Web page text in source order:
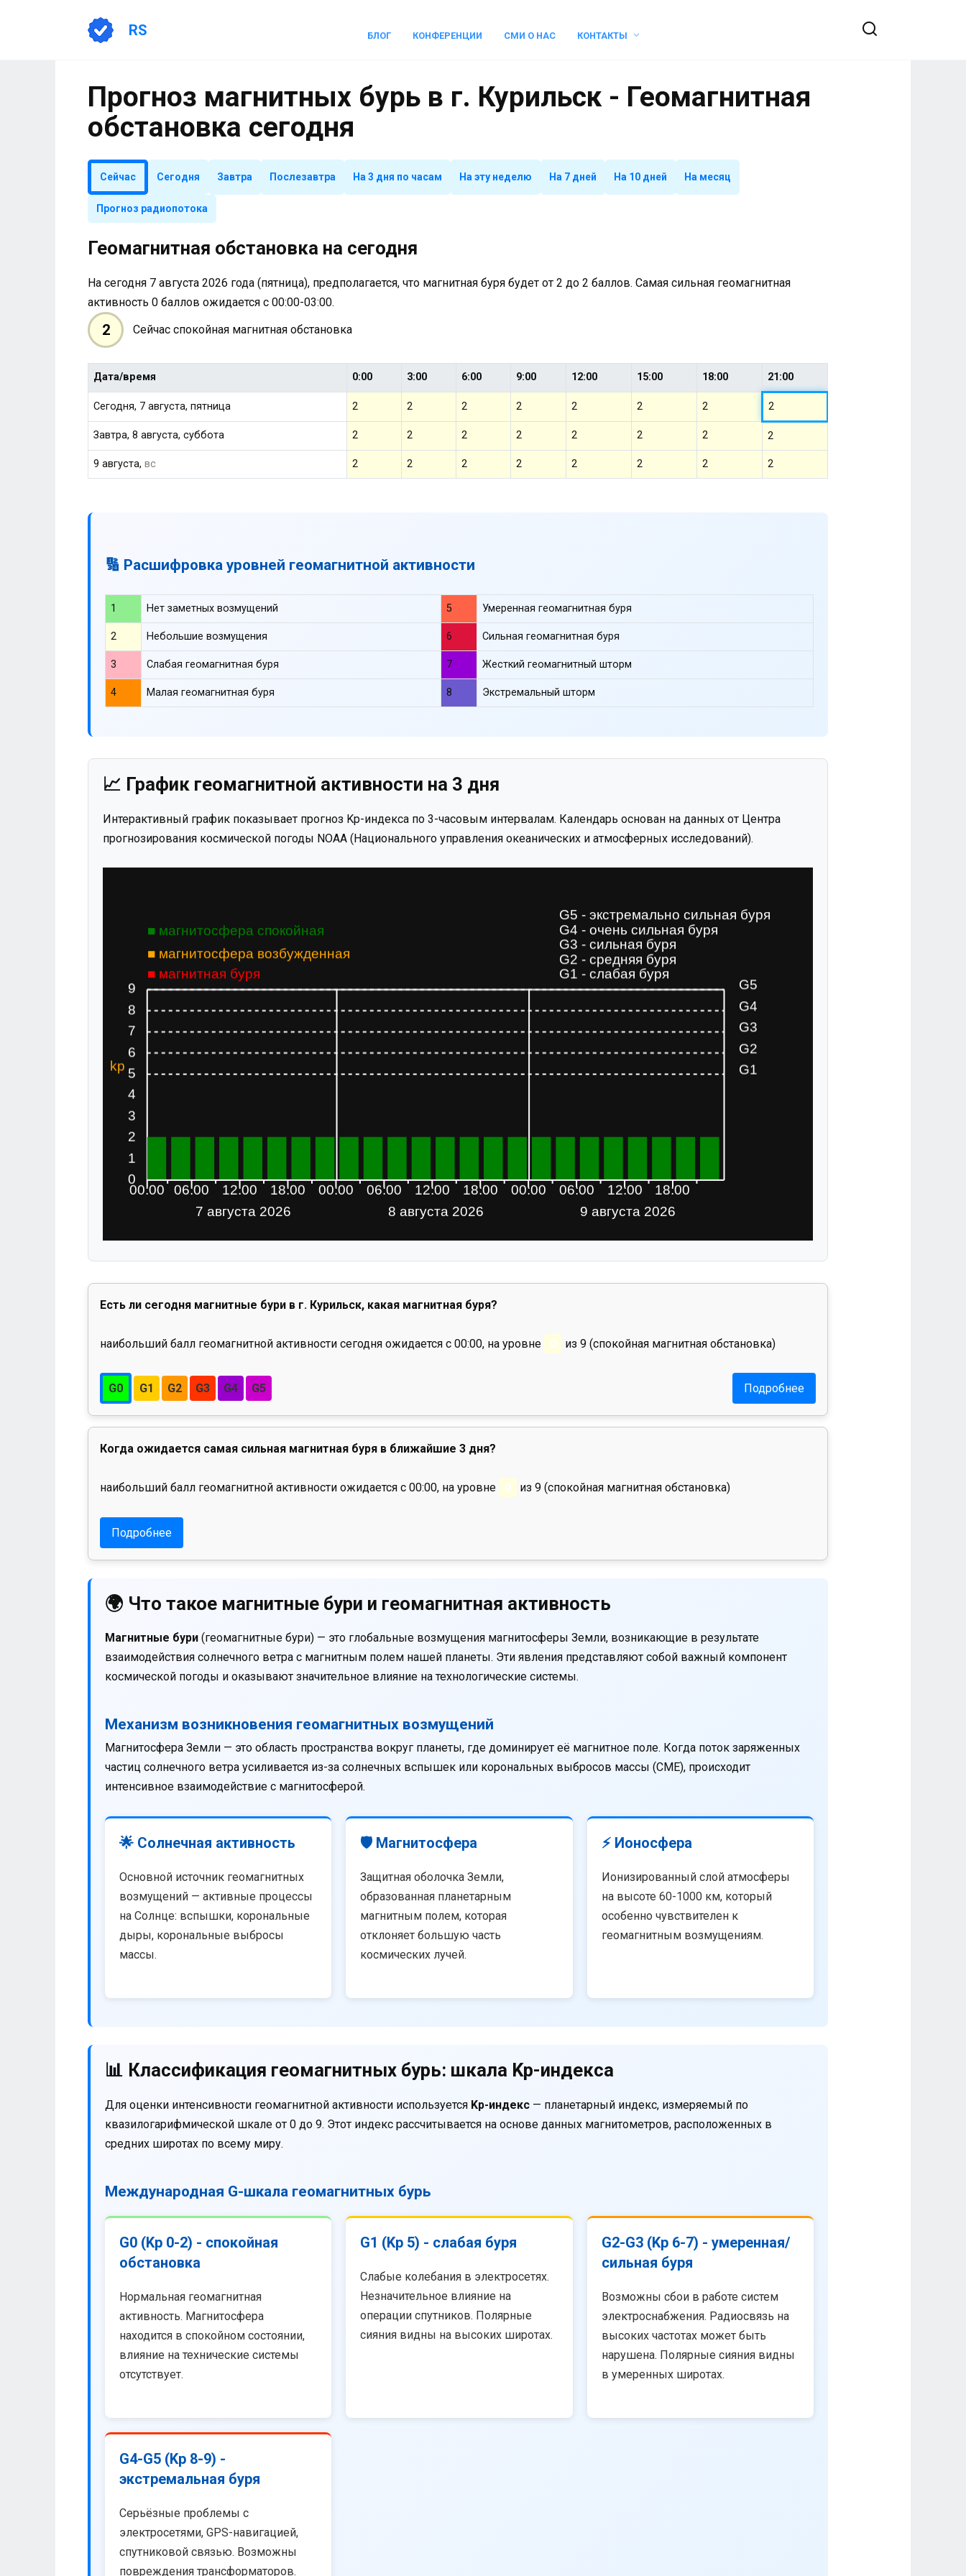
RS БЛОГ КОНФЕРЕНЦИИ СМИ О НАС КОНТАКТЫ
Прогноз магнитных бурь в г. Курильск - Геомагнитная
обстановка сегодня
Сейчас Сегодня Завтра Послезавтра На 3 дня по часам На эту неделю На 7 дней На 10 дней На месяц
Прогноз радиопотока
Геомагнитная обстановка на сегодня
На сегодня 7 августа 2026 года (пятница), предполагается, что магнитная буря будет от 2 до 2 баллов. Самая сильная геомагнитная
активность 0 баллов ожидается с 00:00-03:00.
2 Сейчас спокойная магнитная обстановка
Дата/время 0:00 3:00 6:00 9:00 12:00 15:00 18:00 21:00
Сегодня, 7 августа, пятница 2 2 2 2 2 2 2 2
Завтра, 8 августа, суббота 2 2 2 2 2 2 2 2
9 августа,вс 2 2 2 2 2 2 2 2
🔢 Расшифровка уровней геомагнитной активности
1 Нет заметных возмущений 5 Умеренная геомагнитная буря
2 Небольшие возмущения 6 Сильная геомагнитная буря
3 Слабая геомагнитная буря 7 Жесткий геомагнитный шторм
4 Малая геомагнитная буря 8 Экстремальный шторм
📈 График геомагнитной активности на 3 дня
Интерактивный график показывает прогноз Kp-индекса по 3-часовым интервалам. Календарь основан на данных от Центра
прогнозирования космической погоды NOAA (Национального управления океанических и атмосферных исследований).
Есть ли сегодня магнитные бури в г. Курильск, какая магнитная буря?
наибольший балл геомагнитной активности сегодня ожидается с 00:00, на уровне 0 из 9 (спокойная магнитная обстановка)
G0 G1 G2 G3 G4 G5 Подробнее
Когда ожидается самая сильная магнитная буря в ближайшие 3 дня?
наибольший балл геомагнитной активности ожидается с 00:00, на уровне 0 из 9 (спокойная магнитная обстановка)
Подробнее
🌍 Что такое магнитные бури и геомагнитная активность
Магнитные бури (геомагнитные бури) — это глобальные возмущения магнитосферы Земли, возникающие в результате
взаимодействия солнечного ветра с магнитным полем нашей планеты. Эти явления представляют собой важный компонент
космической погоды и оказывают значительное влияние на технологические системы.
Механизм возникновения геомагнитных возмущений
Магнитосфера Земли — это область пространства вокруг планеты, где доминирует её магнитное поле. Когда поток заряженных
частиц солнечного ветра усиливается из-за солнечных вспышек или корональных выбросов массы (CME), происходит
интенсивное взаимодействие с магнитосферой.
🌟 Солнечная активность
Основной источник геомагнитных
возмущений — активные процессы
на Солнце: вспышки, корональные
дыры, корональные выбросы
массы.
🛡️ Магнитосфера
Защитная оболочка Земли,
образованная планетарным
магнитным полем, которая
отклоняет большую часть
космических лучей.
⚡ Ионосфера
Ионизированный слой атмосферы
на высоте 60-1000 км, который
особенно чувствителен к
геомагнитным возмущениям.
📊 Классификация геомагнитных бурь: шкала Kp-индекса
Для оценки интенсивности геомагнитной активности используется Kp-индекс — планетарный индекс, измеряемый по
квазилогарифмической шкале от 0 до 9. Этот индекс рассчитывается на основе данных магнитометров, расположенных в
средних широтах по всему миру.
Международная G-шкала геомагнитных бурь
G0 (Kp 0-2) - спокойная
обстановка
Нормальная геомагнитная
активность. Магнитосфера
находится в спокойном состоянии,
влияние на технические системы
отсутствует.
G1 (Kp 5) - слабая буря
Слабые колебания в электросетях.
Незначительное влияние на
операции спутников. Полярные
сияния видны на высоких широтах.
G2-G3 (Kp 6-7) - умеренная/
сильная буря
Возможны сбои в работе систем
электроснабжения. Радиосвязь на
высоких частотах может быть
нарушена. Полярные сияния видны
в умеренных широтах.
G4-G5 (Kp 8-9) -
экстремальная буря
Серьёзные проблемы с
электросетями, GPS-навигацией,
спутниковой связью. Возможны
повреждения трансформаторов.